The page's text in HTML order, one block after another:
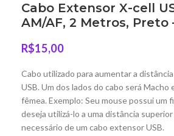
Cabo Extensor X-cell
AM/AF, 2 Metros, Preto
R$15,00
Cabo utilizado para aumentar a
USB. Um dos lados do cabo será Macho
fêmea. Exemplo: Seu mouse possui um
deseja utilizá-lo a uma distância
necessário de um cabo extensor USB.